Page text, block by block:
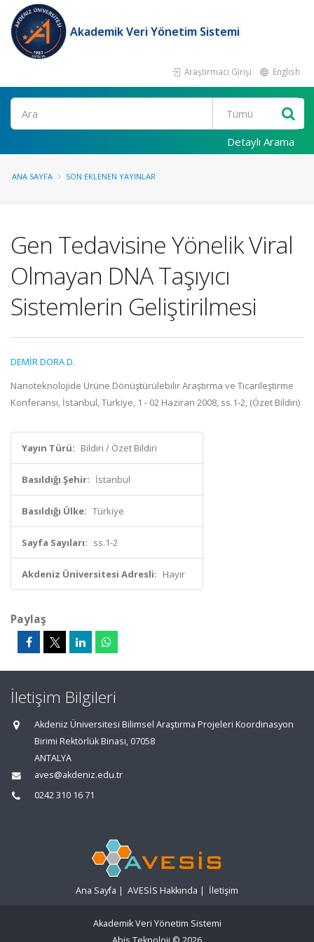
Akademik Veri Yönetim Sistemi
Araştırmacı Girişi English
Ara
Detaylı Arama
ANA SAYFA SON EKLENEN YAYINLAR
Gen Tedavisine Yönelik Viral
Olmayan DNA Taşıyıcı
Sistemlerin Geliştirilmesi
DEMİR DORA D.
Nanoteknolojide Ürüne Dönüştürülebilir Araştırma ve Ticarileştirme
Konferansı, İstanbul, Türkiye, 1 - 02 Haziran 2008, ss.1-2, (Özet Bildiri)
Yayın Türü: Bildiri / Özet Bildiri
Basıldığı Şehir: İstanbul
Basıldığı Ülke: Türkiye
Sayfa Sayıları: ss.1-2
Akdeniz Üniversitesi Adresli: Hayır
Paylaş
İletişim Bilgileri
Akdeniz Üniversitesi Bilimsel Araştırma Projeleri Koordinasyon
Birimi Rektörlük Binası, 07058
ANTALYA
aves@akdeniz.edu.tr
0242 310 16 71
Ana Sayfa | AVESİS Hakkında | İletişim
Akademik Veri Yönetim Sistemi